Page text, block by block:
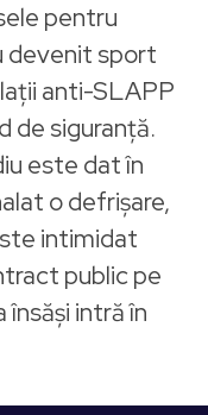
pentru
devenit sport
anti-SLAPP
de siguranță.
este dat în
o defrișare,
intimidat
public pe
intră în